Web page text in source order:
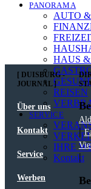
PANORAMA
AUTO
HAUS
REISEN
SERVICE
IHRE
Kontakt
[ DUISBURG -
JOURNAL ]
Über uns
Kontakt
Service
Werben
|
|